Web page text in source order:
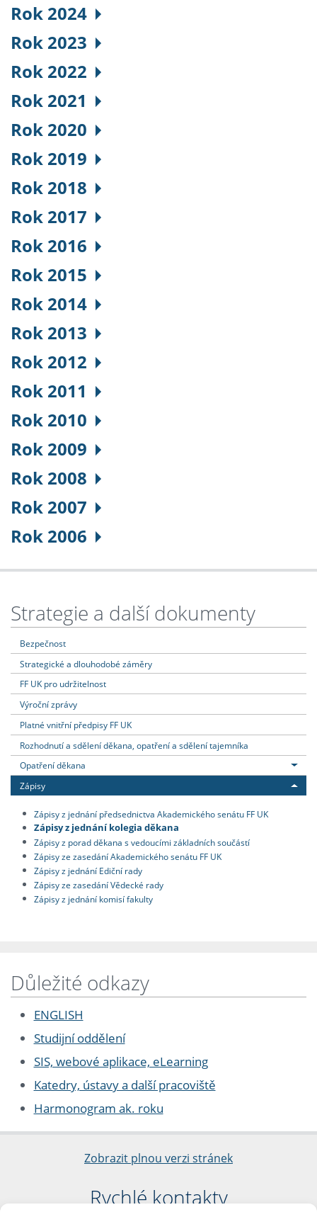
Rok 2024
Rok 2023
Rok 2022
Rok 2021
Rok 2020
Rok 2019
Rok 2018
Rok 2017
Rok 2016
Rok 2015
Rok 2014
Rok 2013
Rok 2012
Rok 2011
Rok 2010
Rok 2009
Rok 2008
Rok 2007
Rok 2006
Strategie a další dokumenty
Bezpečnost
Strategické a dlouhodobé záměry
FF UK pro udržitelnost
Výroční zprávy
Platné vnitřní předpisy FF UK
Rozhodnutí a sdělení děkana, opatření a sdělení tajemníka
Opatření děkana
Zápisy
Zápisy z jednání předsednictva Akademického senátu FF UK
Zápisy z jednání kolegia děkana
Zápisy z porad děkana s vedoucími základních součástí
Zápisy ze zasedání Akademického senátu FF UK
Zápisy z jednání Ediční rady
Zápisy ze zasedání Vědecké rady
Zápisy z jednání komisí fakulty
Důležité odkazy
ENGLISH
Studijní oddělení
SIS, webové aplikace, eLearning
Katedry, ústavy a další pracoviště
Harmonogram ak. roku
Zobrazit plnou verzi stránek
Rychlé kontakty